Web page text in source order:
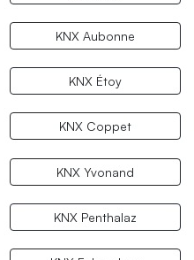
KNX Aubonne
KNX Étoy
KNX Coppet
KNX Yvonand
KNX Penthalaz